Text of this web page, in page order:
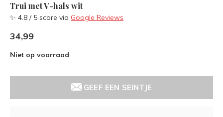
Trui met V-hals wit
✨ 4.8 / 5 score via Google Reviews
34,99
Niet op voorraad
GEEF EEN SEINTJE